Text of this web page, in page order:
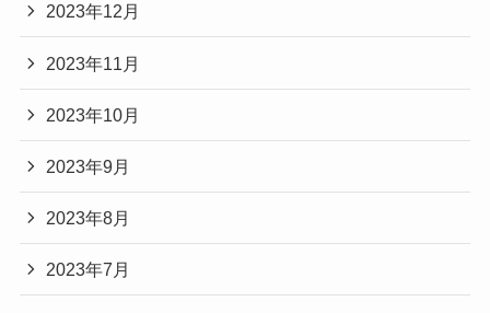
2023年12月
2023年11月
2023年10月
2023年9月
2023年8月
2023年7月